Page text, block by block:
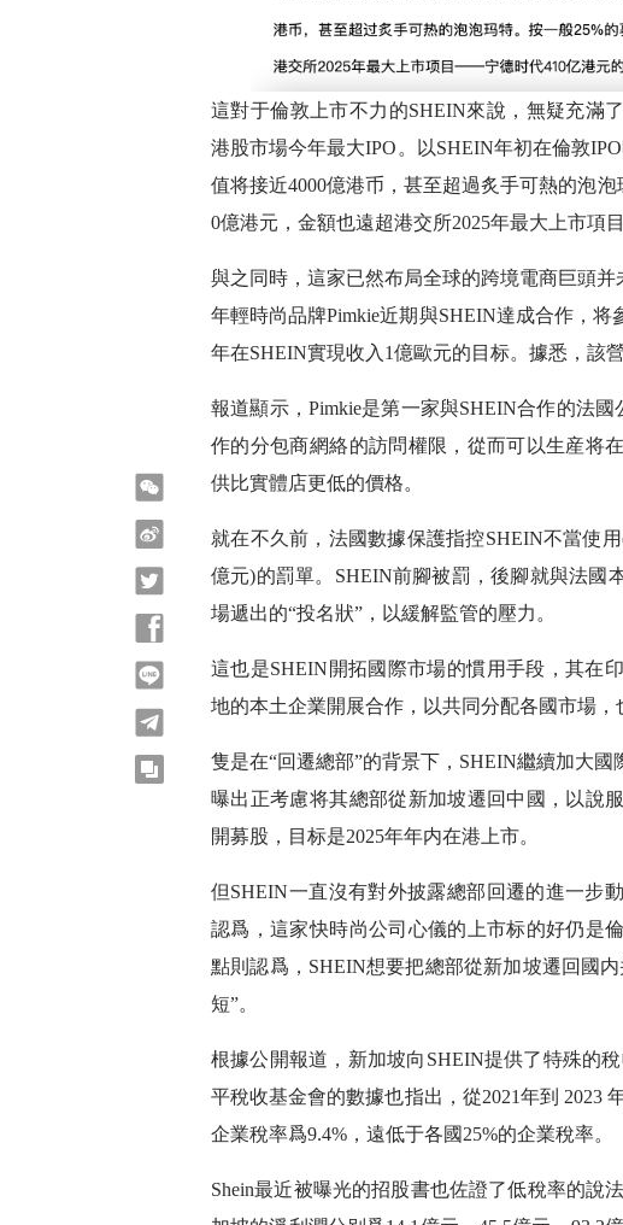
這對于倫敦上市不力的SHEIN來說，無疑充滿
港股市場今年最大IPO。以SHEIN年初在倫敦
值将接近4000億港币，甚至超過炙手可熱的泡
0億港元，金額也遠超港交所2025年最大上市項
與之同時，這家已然布局全球的跨境電商巨頭
年輕時尚品牌Pimkie近期與SHEIN達成合作，
年在SHEIN實現收入1億歐元的目标。據悉，該
報道顯示，Pimkie是第一家與SHEIN合作的法
作的分包商網絡的訪問權限，從而可以生産将
供比實體店更低的價格。
就在不久前，法國數據保護指控SHEIN不當使
億元)的罰單。SHEIN前腳被罰，後腳就與法國
場遞出的“投名狀”，以緩解監管的壓力。
這也是SHEIN開拓國際市場的慣用手段，其在
地的本土企業開展合作，以共同分配各國市場，
隻是在“回遷總部”的背景下，SHEIN繼續加大
曝出正考慮将其總部從新加坡遷回中國，以說
開募股，目标是2025年年内在港上市。
但SHEIN一直沒有對外披露總部回遷的進一步
認爲，這家快時尚公司心儀的上市标的好仍是
點則認爲，SHEIN想要把總部從新加坡遷回國
短”。
根據公開報道，新加坡向SHEIN提供了特殊的
平稅收基金會的數據也指出，從2021年到 2023
企業稅率爲9.4%，遠低于各國25%的企業稅率。
Shein最近被曝光的招股書也佐證了低稅率的說